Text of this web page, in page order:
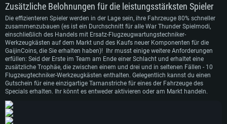
Zusätzliche Belohnungen für die leistungsstärksten Spieler
Die effizienteren Spieler werden in der Lage sein, ihre Fahrzeuge 80% schneller
zusammenzubauen (es ist ein Durchschnitt für alle War Thunder Spielmodi,
einschließlich des Handels mit Ersatz-Flugzeugwartungstechniker-
Werkzeugkästen auf dem Markt und des Kaufs neuer Komponenten für die
GaijinCoins, die Sie erhalten haben)! Ihr musst einige weitere Anforderungen
erfüllen: Seid der Erste im Team am Ende einer Schlacht und erhaltet eine
zusätzliche Trophäe, die zwischen einem und drei und in seltenen Fällen - 10
Flugzeugtechniker-Werkzeugkästen enthalten. Gelegentlich kannst du einen
Gutschein für eine einzigartige Tarnanstriche für eines der Fahrzeuge des
Specials erhalten. Ihr könnt es entweder aktivieren oder am Markt handeln.